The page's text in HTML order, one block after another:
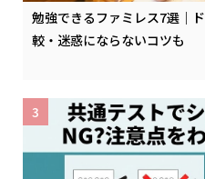
勉強できるファミレス7選｜
較・迷惑にならないコツも
3